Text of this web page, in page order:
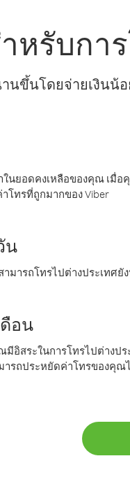
หรับกา
นขึ้นโดยจ่ายเงินน้
ในยอดคงเหลือของคุณ เ
โทรที่ถูกมากของ Viber
น
มารถโทรไปต่างประเทศ
อน
อิสระในการโทรไปต่าง
รถประหยัดค่าโทรของคุ